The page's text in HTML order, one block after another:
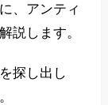
、アンティ
説します。
探し出し